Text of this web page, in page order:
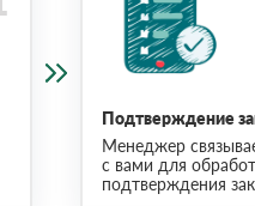
Подтверждение
Менеджер
с вами для
подтверждения